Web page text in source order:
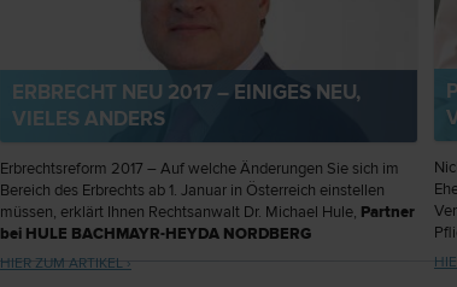
ERBRECHT NEU 2017 – EINIGES NEU,
VIELES ANDERS
Erbrechtsreform 2017 – Auf welche Änderungen Sie sich im
Bereich des Erbrechts ab 1. Januar in Österreich einstellen
müssen, erklärt Ihnen Rechtsanwalt Dr. Michael Hule, Partner
bei HULE BACHMAYR-HEYDA NORDBERG
Rechtsanwälte, in seinem Beitrag.
HIER ZUM ARTIKEL ›